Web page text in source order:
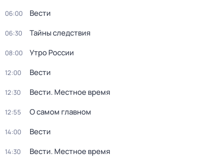
06:00 Вести
06:30 Тайны следствия
08:00 Утро России
12:00 Вести
12:30 Вести. Местное время
12:55 О самом главном
14:00 Вести
14:30 Вести. Местное время